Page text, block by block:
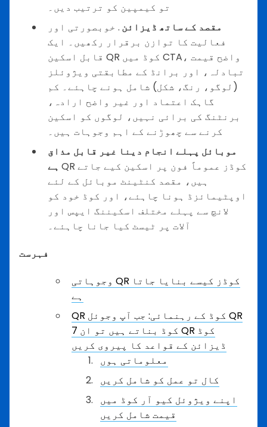
تو کیمپین کو ترتیب دیں۔
مقصد کے ساتھ ڈیزائن . خوبصورتی اور
فعالیت کا توازن برقرار رکھیں۔ ایک
قابل اسکین QR کوڈ میں CTA، واضح قیمت
تبادلہ، اور برانڈ کے مطابقتی ویژوئلز
(لوگو، رنگ، شکل) شامل ہونے چاہئے۔ کم
گاہک اعتماد اور غیر واضح ارادہ،
برنٹنگ کی برائی نہیں، لوگوں کو اسکین
کرنے سے چھوڑنے کے اہم وجوہات ہیں۔
موبائل پہلے انجام دینا غیر قابل مذاق
QR کوڈز عموماً فون پر اسکین کیے جاتے
ہیں، مقصد کنٹینٹ موبائل کے لئے
اوپٹیمائزڈ ہونا چاہئے، اور کوڈ خود کو
لانچ سے پہلے مختلف اسکیننگ ایپس اور
آلات پر ٹیسٹ کیا جانا چاہئے۔
فہرست
وجوہاتی QR کوڈز کیسے بنایا جاتا
ہے
QR کوڈ کے رہنمائی: جب آپ وجوئل QR
کوڈ بناتے ہیں تو ان 7 QR کوڈ
ڈیزائن کے قواعد کا پیروی کریں
معلوماتی ہوں
کال تو عمل کو شامل کریں
اپنے ویژوئل کیو آر کوڈ میں
قیمت شامل کریں